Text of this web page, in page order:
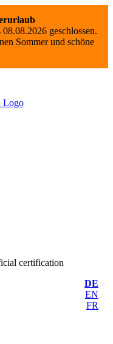
geschlossen.
Sommer und schöne
DE
EN
FR